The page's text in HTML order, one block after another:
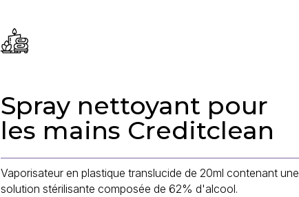
Spray nettoyant pour
les mains Creditclean
Vaporisateur en plastique translucide de 20ml contenant une
solution stérilisante composée de 62% d'alcool.